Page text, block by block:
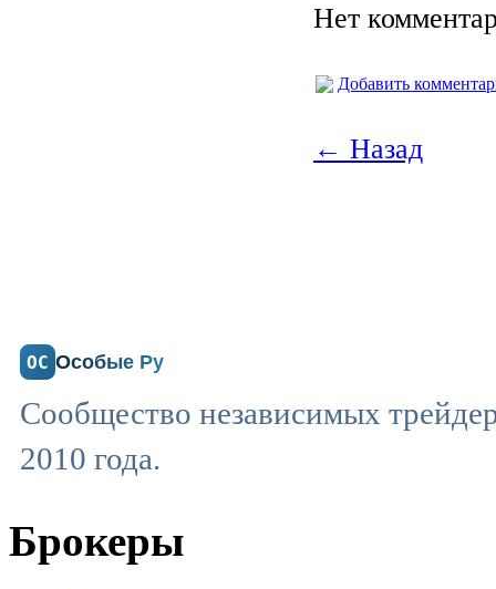
Нет
Добавить
← Назад
ОС Особые Ру
Сообщество независимых
2010 года.
Брокеры